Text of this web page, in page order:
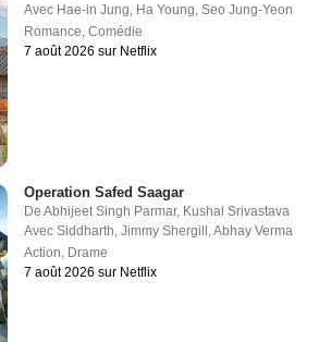
Avec Hae-in Jung Ha Young ,Seo Jung-Yeon
Romance ,Comédie
7 août 2026 sur Netflix
Operation Safed Saagar
DeAbhijeet Singh Parmar, Kushal Srivastava
AvecSiddharth,Jimmy Shergill ,Abhay Verma
Action, Drame
7 août 2026 sur Netflix